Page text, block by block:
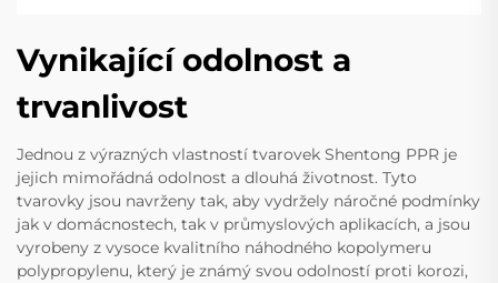
Vynikající odolnost a
trvanlivost
Jednou z výrazných vlastností tvarovek Shentong PPR je
jejich mimořádná odolnost a dlouhá životnost. Tyto
tvarovky jsou navrženy tak, aby vydržely náročné podmínky
jak v domácnostech, tak v průmyslových aplikacích, a jsou
vyrobeny z vysoce kvalitního náhodného kopolymeru
polypropylenu, který je známý svou odolností proti korozi,